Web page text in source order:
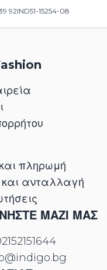
92IND51-15254-08
πληρωμή
και ανταλλαγή
ΜΑΖΊ ΜΑΣ